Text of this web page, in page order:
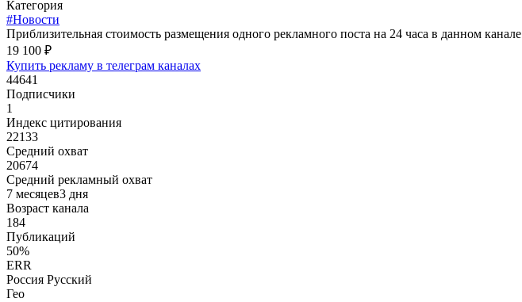
Категория
#Новости
Приблизительная стоимость размещения одного рекламного поста на 24 часа в данном канале
19 100 ₽
Купить рекламу в телеграм каналах
44641
Подписчики
1
Индекс цитирования
22133
Средний охват
20674
Средний рекламный охват
7 месяцев3 дня
Возраст канала
184
Публикаций
50%
ERR
Россия Русский
Гео